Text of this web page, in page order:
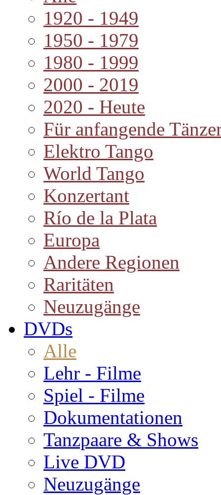
1920 - 1949
1950 - 1979
1980 - 1999
2000 - 2019
2020 - Heute
Für anfangende
Elektro Tango
World Tango
Konzertant
Río de la Plata
Europa
Andere Regionen
Raritäten
Neuzugänge
DVDs
Alle
Lehr - Filme
Spiel - Filme
Dokumentationen
Tanzpaare & Shows
Live DVD
Neuzugänge